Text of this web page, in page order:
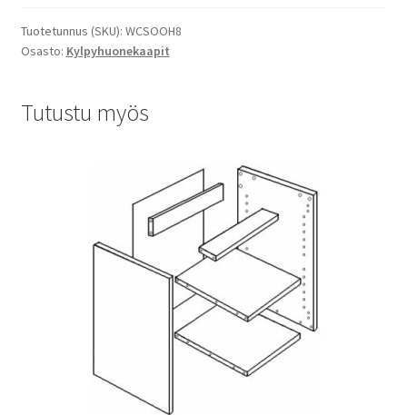
Tuotetunnus (SKU): WCSOOH8
Osasto: Kylpyhuonekaapit
Tutustu myös